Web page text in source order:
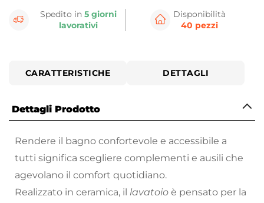
Spedito in5 giorni
lavorativi
Disponibilità
40 pezzi
CARATTERISTICHE DETTAGLI
Dettagli Prodotto
Rendere il bagno confortevole e accessibile a
tutti significa scegliere complementi e ausili che
agevolano il comfort quotidiano.
Realizzato in ceramica, il lavatoio è pensato per la